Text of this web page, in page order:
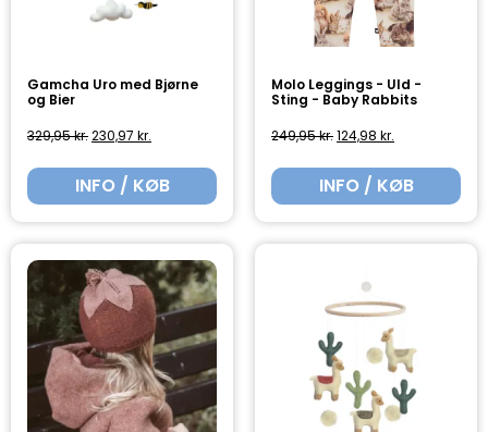
Gamcha Uro med Bjørne
og Bier
329,95kr.230,97 kr.
INFO / KØB
Molo Leggings - Uld -
Sting - Baby Rabbits
249,95kr.124,98 kr.
INFO / KØB